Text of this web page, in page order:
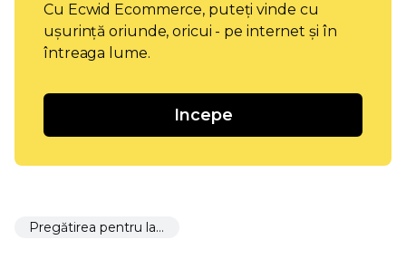
Cu Ecwid Ecommerce, puteți vinde cu
ușurință oriunde, oricui - pe internet și în
întreaga lume.
Incepe
Pregătirea pentru lansare